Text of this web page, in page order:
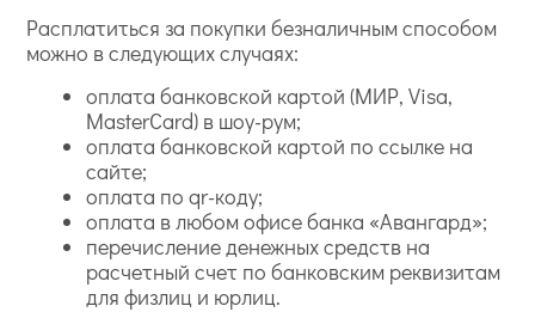
Расплатиться за покупки безналичным способом
можно в следующих случаях:
оплата банковской картой (МИР, Visa,
MasterCard) в шоу-рум;
оплата банковской картой по ссылке на
сайте;
оплата по qr-коду;
оплата в любом офисе банка «Авангард»;
перечисление денежных средств на
расчетный счет по банковским реквизитам
для физлиц и юрлиц.